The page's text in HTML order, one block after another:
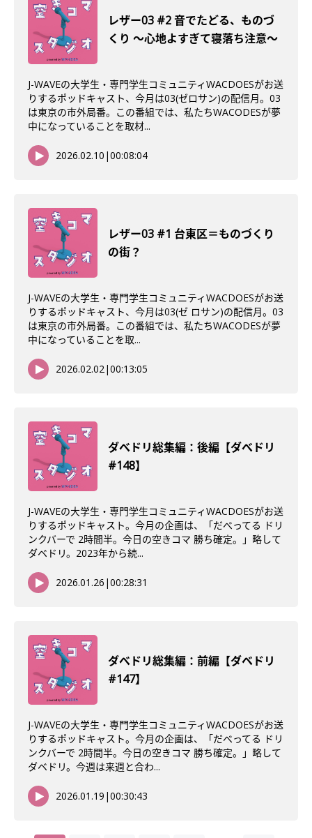
レザー03 #2 音でたどる、ものづ
くり 〜心地よすぎて寝落ち注意〜
J-WAVEの大学生・専門学生コミュニティWACDOESがお送
りするポッドキャスト、今月は03(ゼロサン)の配信月。03
は東京の市外局番。この番組では、私たちWACODESが夢
中になっていることを取材...
2026.02.10 |00:08:04
レザー03 #1 台東区＝ものづくり
の街？
J-WAVEの大学生・専門学生コミュニティWACDOESがお送
りするポッドキャスト、今月は03(ゼ ロサン)の配信月。03
は東京の市外局番。この番組では、私たちWACODESが夢
中になっていることを取...
2026.02.02|00:13:05
ダべドリ総集編：後編【ダべドリ
#148】
J-WAVEの大学生・専門学生コミュニティWACDOESがお送
りするポッドキャスト。今月の企画は、「だべってる ドリ
ンクバーで 2時間半。今日の空きコマ 勝ち確定。」略して
ダベドリ。2023年から続...
2026.01.26 |00:28:31
ダべドリ総集編：前編【ダベドリ
#147】
J-WAVEの大学生・専門学生コミュニティWACDOESがお送
りするポッドキャスト。今月の企画は、「だべってる ドリ
ンクバーで 2時間半。今日の空きコマ 勝ち確定。」略して
ダベドリ。今週は来週と合わ...
2026.01.19 |00:30:43